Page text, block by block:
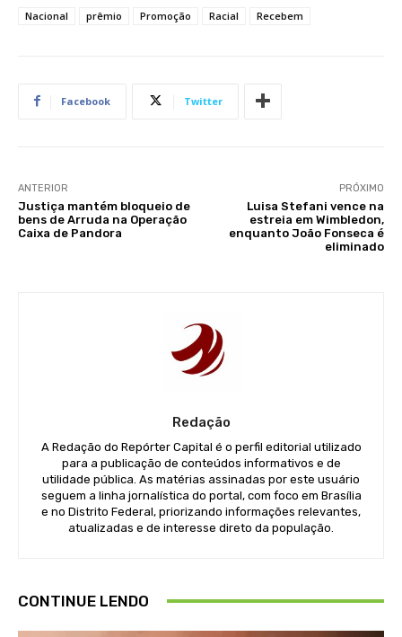
Nacional
prêmio Promoção Racial Recebem
Facebook Twitter
ANTERIOR
Justiça mantém bloqueio de
bens de Arruda na Operação
Caixa de Pandora
PRÓXIMO
Luisa Stefani vence na
estreia em Wimbledon,
enquanto João Fonseca é
eliminado
Redação
A Redação do Repórter Capital é o perfil editorial utilizado
para a publicação de conteúdos informativos e de
utilidade pública. As matérias assinadas por este usuário
seguem a linha jornalística do portal, com foco em Brasília
e no Distrito Federal, priorizando informações relevantes,
atualizadas e de interesse direto da população.
CONTINUE LENDO